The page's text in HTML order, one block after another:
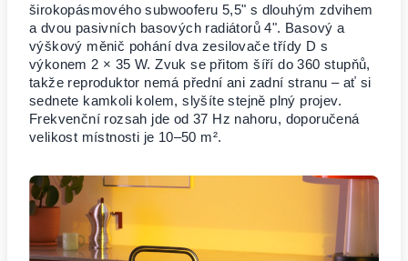
širokopásmového subwooferu 5,5" s dlouhým zdvihem
a dvou pasivních basových radiátorů 4". Basový a
výškový měnič pohání dva zesilovače třídy D s
výkonem 2 × 35 W. Zvuk se přitom šíří do 360 stupňů,
takže reproduktor nemá přední ani zadní stranu – ať si
sednete kamkoli kolem, slyšíte stejně plný projev.
Frekvenční rozsah jde od 37 Hz nahoru, doporučená
velikost místnosti je 10–50 m².